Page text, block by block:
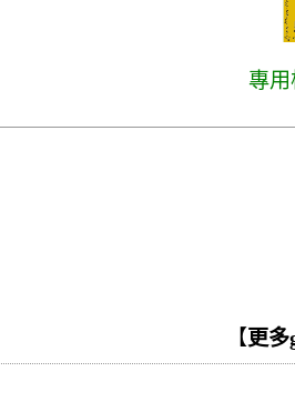
專用
【更多